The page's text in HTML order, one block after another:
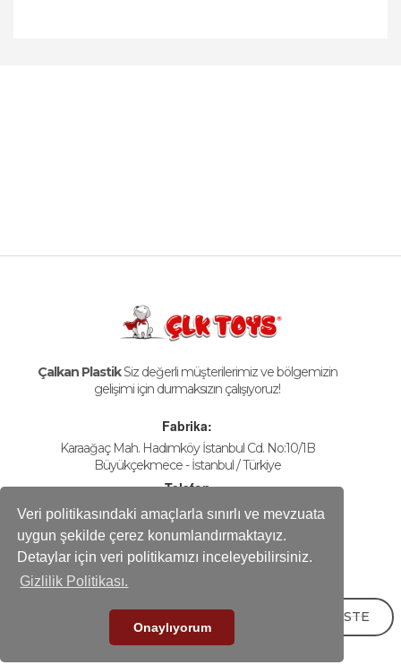
Veri politikasındaki amaçlarla sınırlı ve mevzuata
uygun şekilde çerez konumlandırmaktayız.
Detaylar için veri politikamızı inceleyebilirsiniz.
Gizlilik Politikası.
Onaylıyorum
Çalkan PlastikSiz değerli müşterilerimiz ve bölgemizin
gelişimi için durmaksızın çalışıyoruz!
Fabrika:
Karaağaç Mah. Hadımköy İstanbul Cd. No:10/1B
Büyükçekmece - İstanbul / Türkiye
Telefon
+90-212 858 25 50 (pbx)
Fax
+90-212 858 16 60
E-mail
info@calkanplastik.com
TEKLİF İSTE